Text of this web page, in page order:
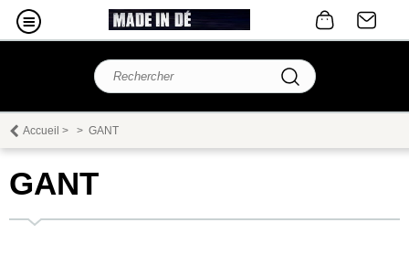
Accueil > > GANT
GANT